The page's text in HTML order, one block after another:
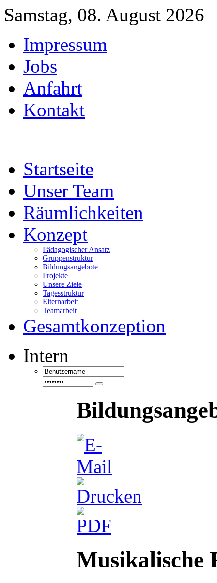
Samstag, 08. August 2026
Impressum
Jobs
Anfahrt
Kontakt
Startseite
Unser Team
Räumlichkeiten
Konzept
Pädagogischer Ansatz
Gruppenstruktur
Bildungsangebote
Projekte
Unsere Ziele
Tagesstruktur
Elternarbeit
Teamarbeit
Gesamtkonzeption
Intern
Musikalische